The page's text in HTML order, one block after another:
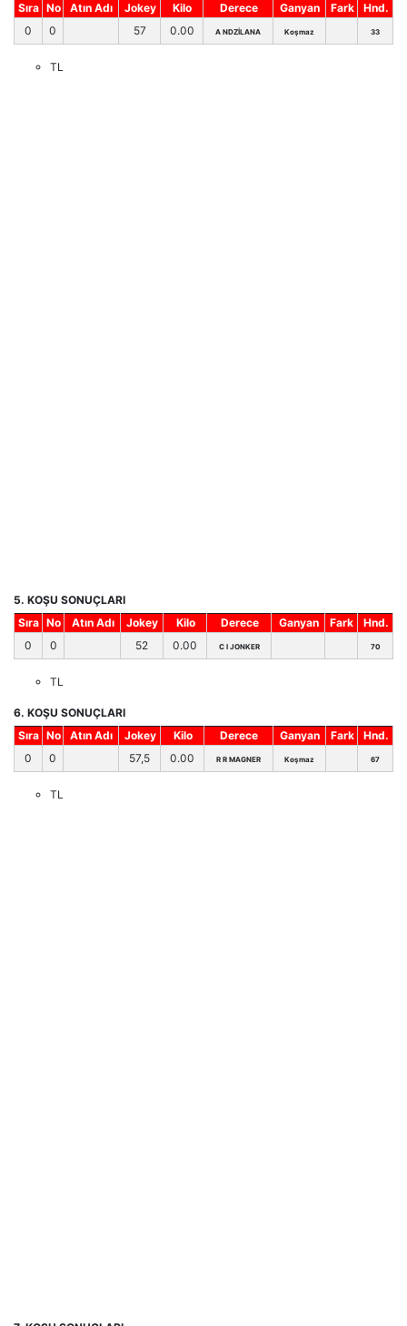
Sıra No Atın Adı Jokey Kilo Derece Ganyan Fark
Hnd.
0
0 57 0.00 A NDZİLANA Koşmaz 33
TL
5. KOŞU SONUÇLARI
Sıra No Atın Adı Jokey Kilo Derece Ganyan Fark
Hnd.
0
0 52 0.00 C I JONKER 70
TL
6. KOŞU SONUÇLARI
Sıra No Atın Adı Jokey Kilo Derece Ganyan Fark
Hnd.
0
0 57,5 0.00 R R MAGNER Koşmaz 67
TL